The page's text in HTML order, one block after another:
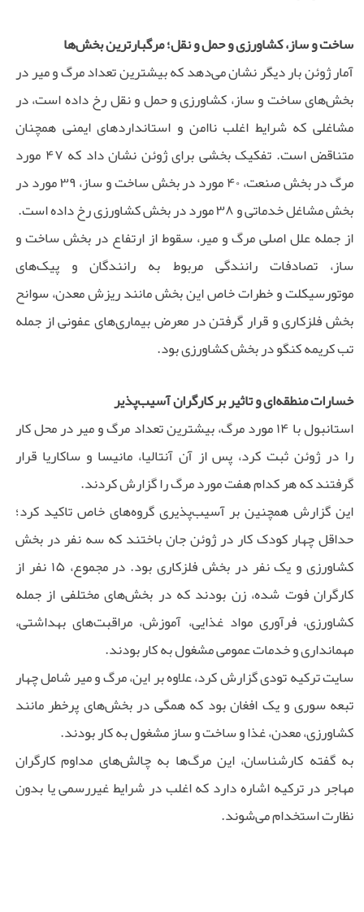
ساخت و ساز، کشاورزی و حمل و نقل؛ مرگبارترین بخش‌ها
آمار ژوئن بار دیگر نشان می‌دهد که بیشترین تعداد مرگ و میر در
بخش‌های ساخت و ساز، کشاورزی و حمل و نقل رخ داده است، در
مشاغلی که شرایط اغلب ناامن و استانداردهای ایمنی همچنان
متناقض است. تفکیک بخشی برای ژوئن نشان داد که ۴۷ مورد
مرگ در بخش صنعت، ۴۰ مورد در بخش ساخت و ساز، ۳۹ مورد در
بخش مشاغل خدماتی و ۳۸ مورد در بخش کشاورزی رخ داده است.
از جمله علل اصلی مرگ و میر، سقوط از ارتفاع در بخش ساخت و
ساز، تصادفات رانندگی مربوط به رانندگان و پیک‌های
موتورسیکلت و خطرات خاص این بخش مانند ریزش معدن، سوانح
بخش فلزکاری و قرار گرفتن در معرض بیماری‌های عفونی از جمله
تب کریمه کنگو در بخش کشاورزی بود.
خسارات منطقه‌ای و تاثیر بر کارگران آسیب‌پذیر
استانبول با ۱۴ مورد مرگ، بیشترین تعداد مرگ و میر در محل کار
را در ژوئن ثبت کرد، پس از آن آنتالیا، مانیسا و ساکاریا قرار
گرفتند که هر کدام هفت مورد مرگ را گزارش کردند.
این گزارش همچنین بر آسیب‌پذیری گروه‌های خاص تاکید کرد؛
حداقل چهار کودک کار در ژوئن جان باختند که سه نفر در بخش
کشاورزی و یک نفر در بخش فلزکاری بود. در مجموع، ۱۵ نفر از
کارگران فوت‌ شده، زن بودند که در بخش‌های مختلفی از جمله
کشاورزی، فرآوری مواد غذایی، آموزش، مراقبت‌های بهداشتی،
مهمانداری و خدمات عمومی مشغول به کار بودند.
سایت ترکیه تودی گزارش کرد، علاوه بر این، مرگ و میر شامل چهار
تبعه سوری و یک افغان بود که همگی در بخش‌های پرخطر مانند
کشاورزی، معدن، غذا و ساخت و ساز مشغول به کار بودند.
به گفته کارشناسان، این مرگ‌ها به چالش‌های مداوم کارگران
مهاجر در ترکیه اشاره دارد که اغلب در شرایط غیررسمی یا بدون
نظارت استخدام می‌شوند.